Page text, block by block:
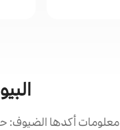
معلومات أكدها الضيوف: